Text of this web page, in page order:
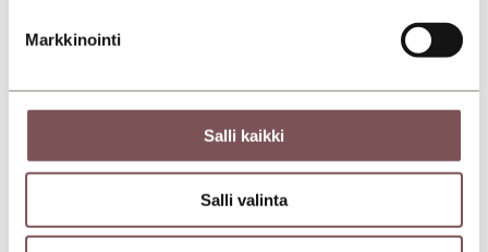
Markkinointi
Salli kaikki
Salli valinta